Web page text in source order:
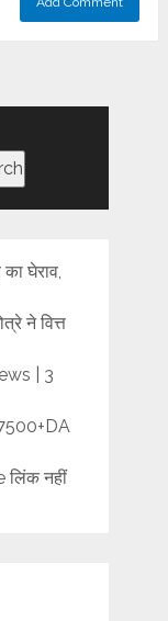
घेराव,
ने वित्त
| 3
नहीं